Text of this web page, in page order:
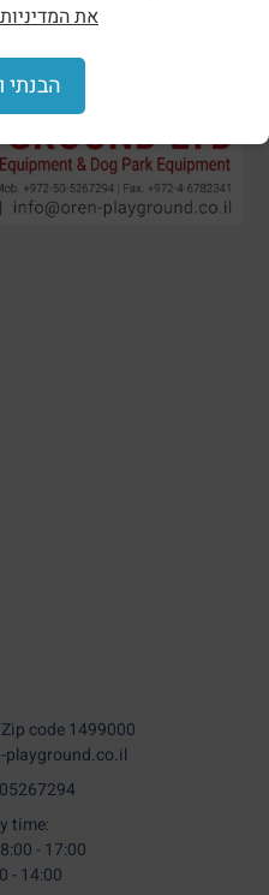
code 1499000
playground.co.il
time:
- 17:00
- 14:00
את
הבנתי